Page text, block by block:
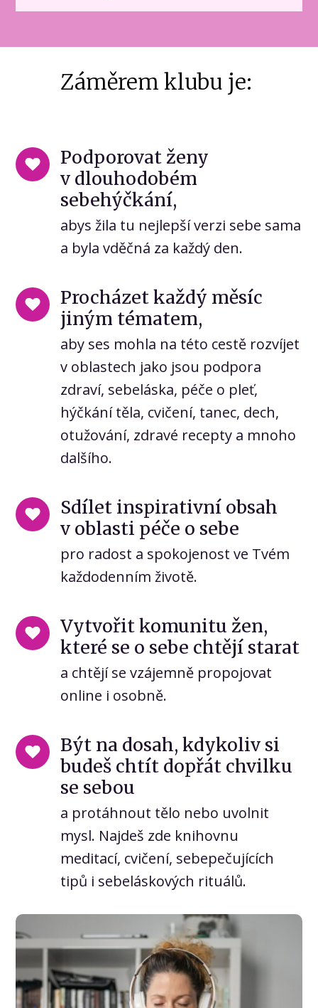
Záměrem klubu je:
Podporovat ženy
v dlouhodobém
sebehýčkání,
abys žila tu nejlepší verzi sebe sama
a byla vděčná za každý den.
Procházet každý měsíc
jiným tématem,
aby ses mohla na této cestě rozvíjet
v oblastech jako jsou podpora
zdraví, sebeláska, péče o pleť,
hýčkání těla, cvičení, tanec, dech,
otužování, zdravé recepty a mnoho
dalšího.
Sdílet inspirativní obsah
v oblasti péče o sebe
pro radost a spokojenost ve Tvém
každodenním životě.
Vytvořit komunitu žen,
které se o sebe chtějí starat
a chtějí se vzájemně propojovat
online i osobně.
Být na dosah, kdykoliv si
budeš chtít dopřát chvilku
se sebou
a protáhnout tělo nebo uvolnit
mysl. Najdeš zde knihovnu
meditací, cvičení, sebepečujících
tipů i sebeláskových rituálů.